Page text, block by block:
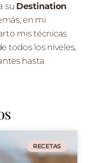
su Destination
en mi
mis técnicas
todos los niveles,
hasta
RECETAS